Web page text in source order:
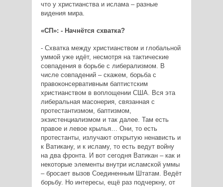
что у христианства и ислама – разные
видения мира.
«СП»: - Начнётся схватка?
- Схватка между христианством и глобальной
уммой уже идёт, несмотря на тактические
совпадения в борьбе с либерализмом. В
числе совпадений – скажем, борьба с
правоконсервативным баптистским
христианством в воплощении США. Вся эта
либеральная масонерия, связанная с
протестантизмом, баптизмом,
экзистенциализмом и так далее. Там есть
правое и левое крылья… Они, то есть
протестанты, излучают открытую ненависть и
к Ватикану, и к исламу, то есть ведут войну
на два фронта. И вот сегодня Ватикан – как и
некоторые элементы внутри исламской уммы
– бросает вызов Соединенным Штатам. Ведёт
борьбу. Но интересы, ещё раз подчеркну, от